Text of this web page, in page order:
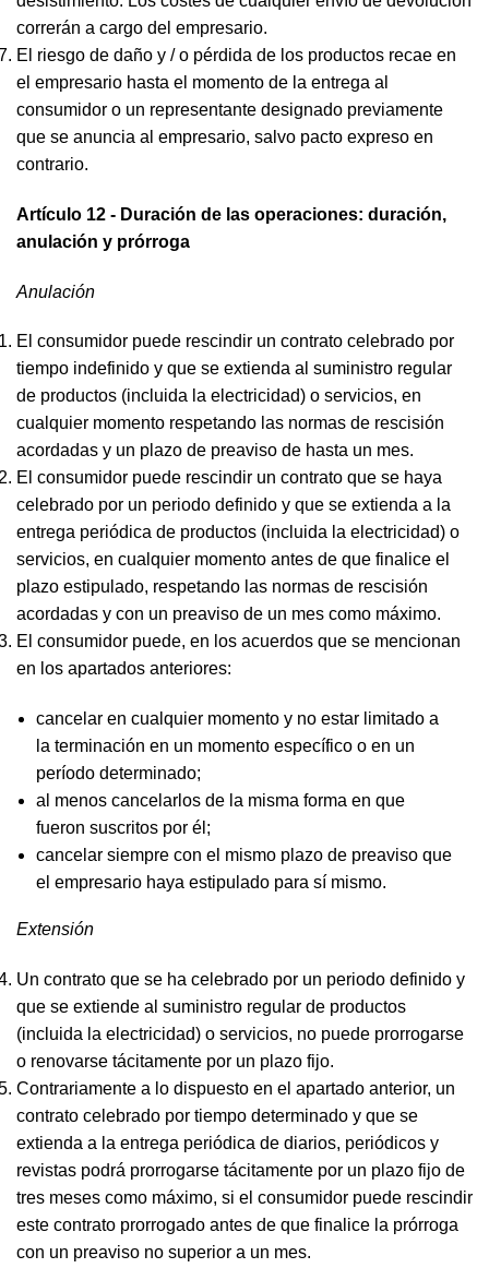
correrán a cargo del empresario.
El riesgo de daño y / o pérdida de los productos recae en
el empresario hasta el momento de la entrega al
consumidor o un representante designado previamente
que se anuncia al empresario, salvo pacto expreso en
contrario.
Artículo 12 - Duración de las operaciones: duración,
anulación y prórroga
Anulación
El consumidor puede rescindir un contrato celebrado por
tiempo indefinido y que se extienda al suministro regular
de productos (incluida la electricidad) o servicios, en
cualquier momento respetando las normas de rescisión
acordadas y un plazo de preaviso de hasta un mes.
El consumidor puede rescindir un contrato que se haya
celebrado por un periodo definido y que se extienda a la
entrega periódica de productos (incluida la electricidad) o
servicios, en cualquier momento antes de que finalice el
plazo estipulado, respetando las normas de rescisión
acordadas y con un preaviso de un mes como máximo.
El consumidor puede, en los acuerdos que se mencionan
en los apartados anteriores:
cancelar en cualquier momento y no estar limitado a
la terminación en un momento específico o en un
período determinado;
al menos cancelarlos de la misma forma en que
fueron suscritos por él;
cancelar siempre con el mismo plazo de preaviso que
el empresario haya estipulado para sí mismo.
Extensión
Un contrato que se ha celebrado por un periodo definido y
que se extiende al suministro regular de productos
(incluida la electricidad) o servicios, no puede prorrogarse
o renovarse tácitamente por un plazo fijo.
Contrariamente a lo dispuesto en el apartado anterior, un
contrato celebrado por tiempo determinado y que se
extienda a la entrega periódica de diarios, periódicos y
revistas podrá prorrogarse tácitamente por un plazo fijo de
tres meses como máximo, si el consumidor puede rescindir
este contrato prorrogado antes de que finalice la prórroga
con un preaviso no superior a un mes.